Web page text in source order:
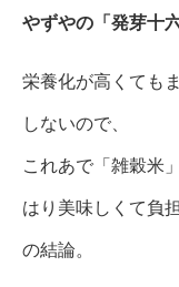
やずやの「発芽十
栄養化が高くても
しないので、
これあで「雑穀米
はり美味しくて負
の結論。